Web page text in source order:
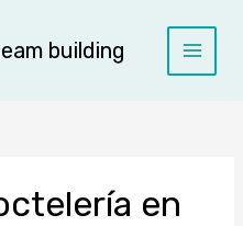
building
Main
en